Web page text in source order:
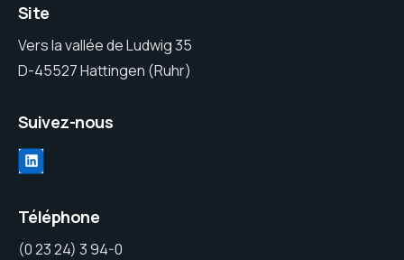
Site
Vers la vallée de Ludwig 35
D-45527 Hattingen (Ruhr)
Suivez-nous
Téléphone
(0 23 24) 3 94-0